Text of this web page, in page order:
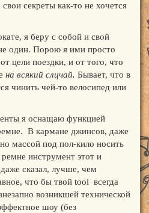
секреты как-то не хочется
я беру с собой и свой
один. Порою я ими просто
цели поездки, и от того, что
на всякий слцчай. Бывает, что в
чинить чей-то велосипед или
я оснащаю функцией
В кармане джинсов, даже
массой под пол-кило носить
инструмент этот и
сказал, лучше, чем
что бы твой tool всегда
возникшей технической
шоу (без